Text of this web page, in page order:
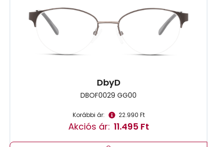
DbyD
DBOF0029 GG00
Korábbi ár: 22.990 Ft
Akciós ár: 11.495 Ft